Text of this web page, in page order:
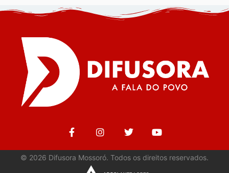
© 2026 Difusora Mossoró. Todos os direitos reservados.